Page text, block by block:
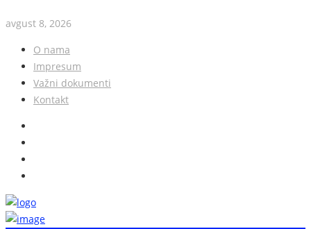
avgust 8, 2026
O nama
Impresum
Važni dokumenti
Kontakt